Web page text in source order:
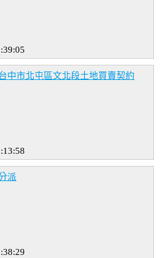
中市北屯區文北段土地買賣契約
派